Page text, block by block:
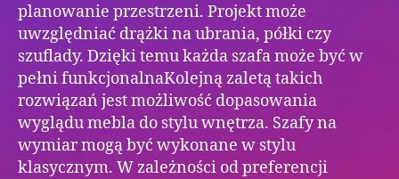
planowanie przestrzeni. Projekt może
uwzględniać drążki na ubrania, półki czy
szuflady. Dzięki temu każda szafa może być w
pełni funkcjonalnaKolejną zaletą takich
rozwiązań jest możliwość dopasowania
wyglądu mebla do stylu wnętrza. Szafy na
wymiar mogą być wykonane w stylu
klasycznym. W zależności od preferencji